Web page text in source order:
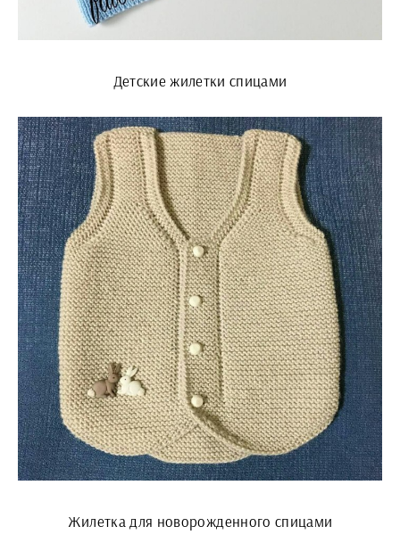
Детские жилетки спицами
Жилетка для новорожденного спицами